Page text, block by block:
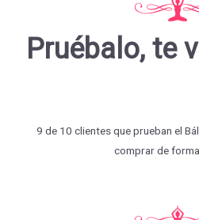
Pruébalo, te
9 de 10 clientes que prueban el
comprar de